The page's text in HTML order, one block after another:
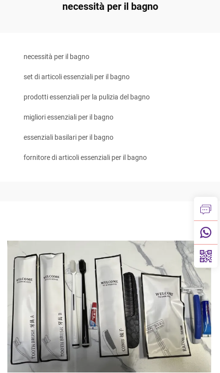
necessità per il bagno
necessità per il bagno
set di articoli essenziali per il bagno
prodotti essenziali per la pulizia del bagno
migliori essenziali per il bagno
essenziali basilari per il bagno
fornitore di articoli essenziali per il bagno